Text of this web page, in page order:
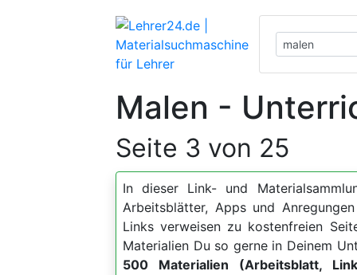
Malen -
Seite 3 von 25
In dieser Link- und
Arbeitsblätter, Apps und
Links verweisen zu kostenfreien
Materialien Du so gerne in Deinem
500 Materialien (Arbeitsblatt,